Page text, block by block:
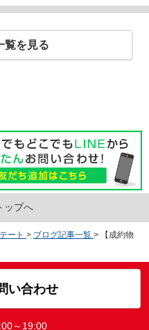
覧を見る
ップへ
ート > ブログ記事一覧 >
【成約物
い合わせ
～19:00